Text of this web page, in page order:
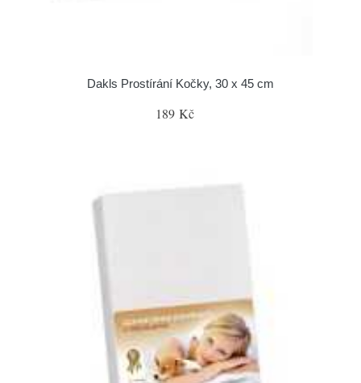
Dakls Prostírání Kočky, 30 x 45 cm
189 Kč